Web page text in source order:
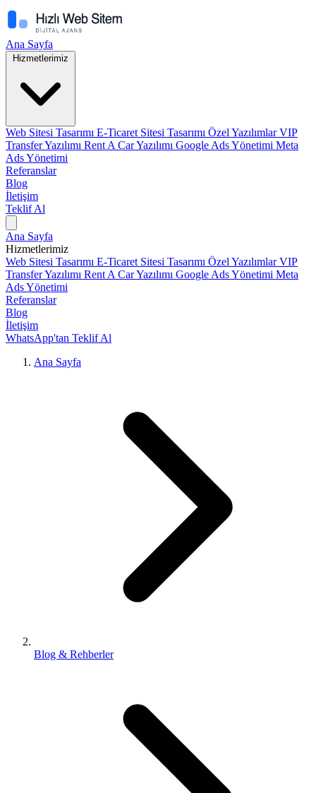
Ana Sayfa
Hizmetlerimiz
Web Sitesi Tasarımı E-Ticaret Sitesi Tasarımı Özel YazılımlarVIP
Transfer Yazılımı Rent A Car Yazılımı Google Ads Yönetimi Meta
Ads Yönetimi
Referanslar
Blog
İletişim
Teklif Al
Ana Sayfa
Hizmetlerimiz
Web Sitesi Tasarımı E-Ticaret Sitesi Tasarımı Özel YazılımlarVIP
Transfer Yazılımı Rent A Car Yazılımı Google Ads Yönetimi Meta
Ads Yönetimi
Referanslar
Blog
İletişim
WhatsApp'tan Teklif Al
Ana Sayfa
Blog & Rehberler